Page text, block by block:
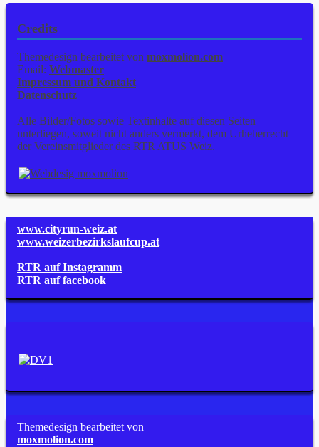
Credits
Themedesign bearbeitet von moxmolion.com
Email: Webmaster
Impressum und Kontakt
Datenschutz
Alle Bilder/Fotos sowie Textinhalte auf diesen Seiten
unterliegen, soweit nicht anders vermerkt, dem Urheberrecht
der Vereinsmitglieder des RTR ATUS Weiz.
www.cityrun-weiz.at
www.weizerbezirkslaufcup.at
RTR auf Instagramm
RTR auf facebook
Themedesign bearbeitet von
moxmolion.com